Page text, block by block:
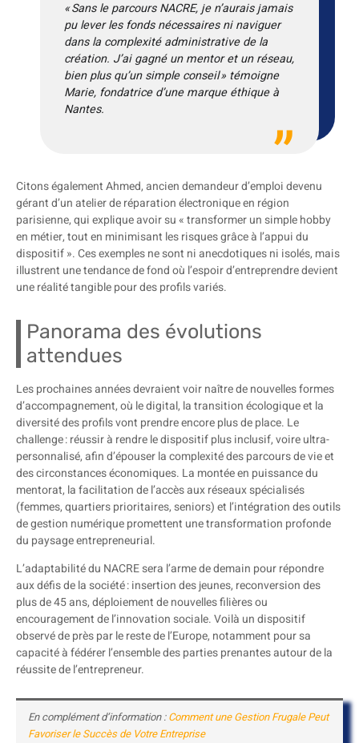
« Sans le parcours NACRE, je n’aurais jamais
pu lever les fonds nécessaires ni naviguer
dans la complexité administrative de la
création. J’ai gagné un mentor et un réseau,
bien plus qu’un simple conseil » témoigne
Marie, fondatrice d’une marque éthique à
Nantes.
Citons également Ahmed, ancien demandeur d’emploi devenu
gérant d’un atelier de réparation électronique en région
parisienne, qui explique avoir su « transformer un simple hobby
en métier, tout en minimisant les risques grâce à l’appui du
dispositif ». Ces exemples ne sont ni anecdotiques ni isolés, mais
illustrent une tendance de fond où l’espoir d’entreprendre devient
une réalité tangible pour des profils variés.
Panorama des évolutions
attendues
Les prochaines années devraient voir naître de nouvelles formes
d’accompagnement, où le digital, la transition écologique et la
diversité des profils vont prendre encore plus de place. Le
challenge : réussir à rendre le dispositif plus inclusif, voire ultra-
personnalisé, afin d’épouser la complexité des parcours de vie et
des circonstances économiques. La montée en puissance du
mentorat, la facilitation de l’accès aux réseaux spécialisés
(femmes, quartiers prioritaires, seniors) et l’intégration des outils
de gestion numérique promettent une transformation profonde
du paysage entrepreneurial.
L’adaptabilité du NACRE sera l’arme de demain pour répondre
aux défis de la société : insertion des jeunes, reconversion des
plus de 45 ans, déploiement de nouvelles filières ou
encouragement de l’innovation sociale. Voilà un dispositif
observé de près par le reste de l’Europe, notamment pour sa
capacité à fédérer l’ensemble des parties prenantes autour de la
réussite de l’entrepreneur.
En complément d’information :Comment une Gestion Frugale Peut
Favoriser le Succès de Votre Entreprise